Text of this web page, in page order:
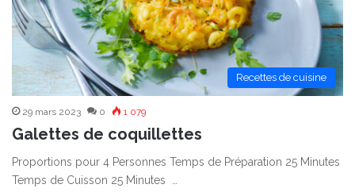
Recettes de cuisine
29 mars 2023 0 1 079
Galettes de coquillettes
Proportions pour 4 Personnes Temps de Préparation 25 Minutes
Temps de Cuisson 25 Minutes …